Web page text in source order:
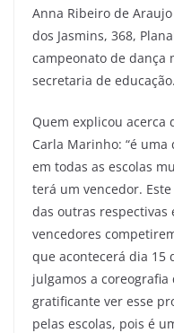
Anna Ribeiro de
dos Jasmins, 368,
campeonato de dança
secretaria de educação.
Quem explicou acerca
Carla Marinho: “é
em todas as escolas
terá um vencedor.
das outras respectivas
vencedores
que acontecerá dia 15
julgamos a
gratificante ver esse
pelas escolas, pois é